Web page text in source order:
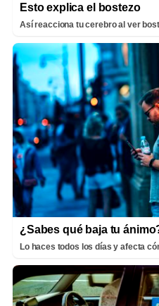
Esto explica el bostezo
Así reacciona tu cerebro al ver
¿Sabes qué baja tu
Lo haces todos los días y afecta